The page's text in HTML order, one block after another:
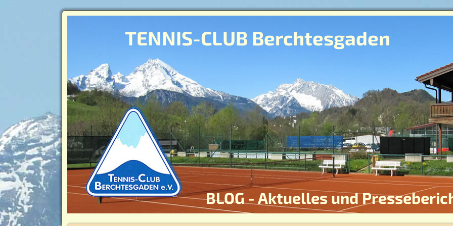
TENNIS-CLUB Berchtesgaden
BLOG - Aktuelles und